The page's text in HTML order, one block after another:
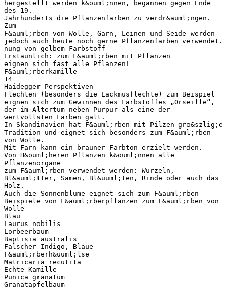
hergestellt werden k&ouml;nnen, begannen gegen Ende
des 19.
Jahrhunderts die Pflanzenfarben zu verdr&auml;ngen.
Zum
F&auml;rben von Wolle, Garn, Leinen und Seide werden
jedoch auch heute noch gerne Pflanzenfarben verwendet.
nung von gelbem Farbstoff
Erstaunlich: zum F&auml;rben mit Pflanzen
eignen sich fast alle Pflanzen!
F&auml;rberkamille
14
Haidegger Perspektiven
Flechten (besonders die Lackmusflechte) zum Beispiel
eignen sich zum Gewinnen des Farbstoffes „Orseille“,
der im Altertum neben Purpur als eine der
wertvollsten Farben galt.
In Skandinavien hat F&auml;rben mit Pilzen gro&szlig;e
Tradition und eignet sich besonders zum F&auml;rben
von Wolle.
Mit Farn kann ein brauner Farbton erzielt werden.
Von H&ouml;heren Pflanzen k&ouml;nnen alle
Pflanzenorgane
zum F&auml;rben verwendet werden: Wurzeln,
Bl&auml;tter, Samen, Bl&uuml;ten, Rinde oder auch das
Holz.
Auch die Sonnenblume eignet sich zum F&auml;rben
Beispiele von F&auml;rberpflanzen zum F&auml;rben von
Wolle
Blau
Laurus nobilis
Lorbeerbaum
Baptisia australis
Falscher Indigo, Blaue
F&auml;rberh&uuml;lse
Matricaria recutita
Echte Kamille
Punica granatum
Granatapfelbaum